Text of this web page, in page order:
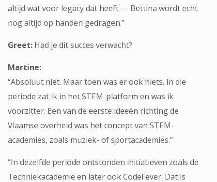
altijd wat voor legacy dat heeft — Bettina wordt echt
nog altijd op handen gedragen.”
Greet: Had je dit succes verwacht?
Martine:
“Absoluut niet. Maar toen was er ook niets. In die
periode zat ik in het STEM-platform en was ik
voorzitter. Een van de eerste ideeën richting de
Vlaamse overheid was het concept van STEM-
academies, zoals muziek- of sportacademies.”
“In dezelfde periode ontstonden initiatieven zoals de
Techniekacademie en later ook CodeFever. Dat is